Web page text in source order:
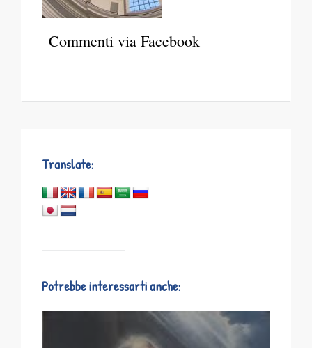
Commenti via Facebook
Translate:
Potrebbe interessarti anche: